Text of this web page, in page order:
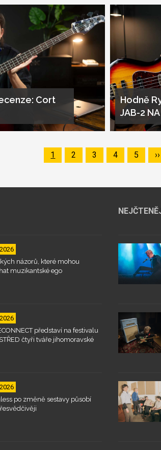
Cort
Hodně
JAB-2 NA
Page
1 Page
2 Page
3 Page
4 Page
5 ››
názorů, které mohou
muzikantské ego
představí na festivalu
čtyři tváře jihomoravské
po změně sestavy působí